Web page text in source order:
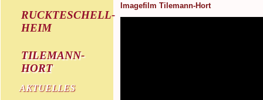
RUCKTESCHELL-
HEIM
TILEMANN-
HORT
AKTUELLES
Imagefilm Tilemann-Hort